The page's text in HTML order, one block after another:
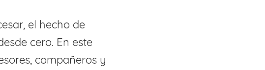
el hecho de
cero. En este
compañeros y